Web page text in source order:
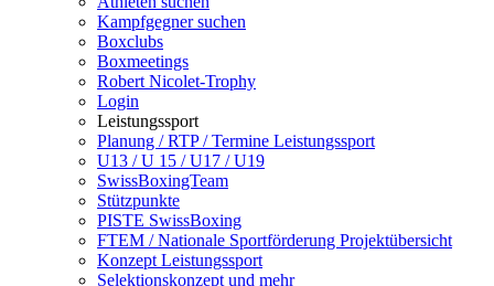
Kampfgegner suchen
Boxclubs
Boxmeetings
Robert Nicolet-Trophy
Login
Leistungssport
Planung / RTP / Termine Leistungssport
U13 / U 15 / U17 / U19
SwissBoxingTeam
Stützpunkte
PISTE SwissBoxing
FTEM / Nationale Sportförderung Projektübersicht
Konzept Leistungssport
Selektionskonzept und mehr